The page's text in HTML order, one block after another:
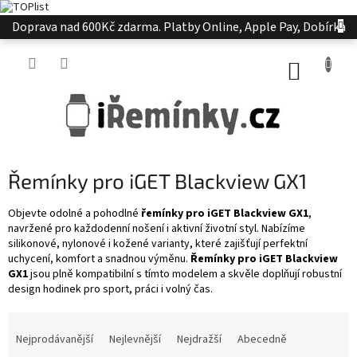
Přejít
na
Doprava nad 600Kč zdarma. Platby Online, Apple Pay, Dobírka
Řemínky pro iGET Blackview GX1
Objevte odolné a pohodlné řemínky pro iGET Blackview GX1,
navržené pro každodenní nošení i aktivní životní styl. Nabízíme
silikonové, nylonové i kožené varianty, které zajišťují perfektní
uchycení, komfort a snadnou výměnu. Řemínky pro iGET Blackview
GX1jsou plně kompatibilní s tímto modelem a skvěle doplňují robustní
design hodinek pro sport, práci i volný čas.
Nejprodávanější Nejlevnější Nejdražší Abecedně